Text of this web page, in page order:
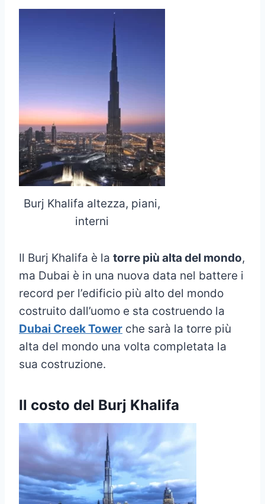
Burj Khalifa altezza, piani,
interni
Il Burj Khalifa è la torre più alta del mondo,
ma Dubai è in una nuova data nel battere i
record per l’edificio più alto del mondo
costruito dall’uomo e sta costruendo la
Dubai Creek Tower che sarà la torre più
alta del mondo una volta completata la
sua costruzione.
Il costo del Burj Khalifa